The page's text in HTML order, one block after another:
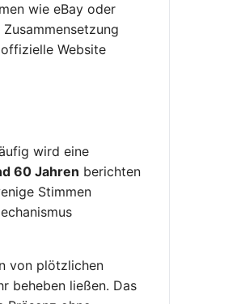
wie eBay oder
Website
wird eine
60 Jahren berichten
Stimmen
von plötzlichen
beheben ließen. Das